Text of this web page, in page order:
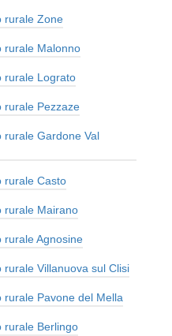
rurale Zone
rurale Malonno
rurale Lograto
rurale Pezzaze
rurale Gardone Val
rurale Casto
rurale Mairano
rurale Agnosine
Villanuova sul Clisi
Pavone del Mella
rurale Berlingo